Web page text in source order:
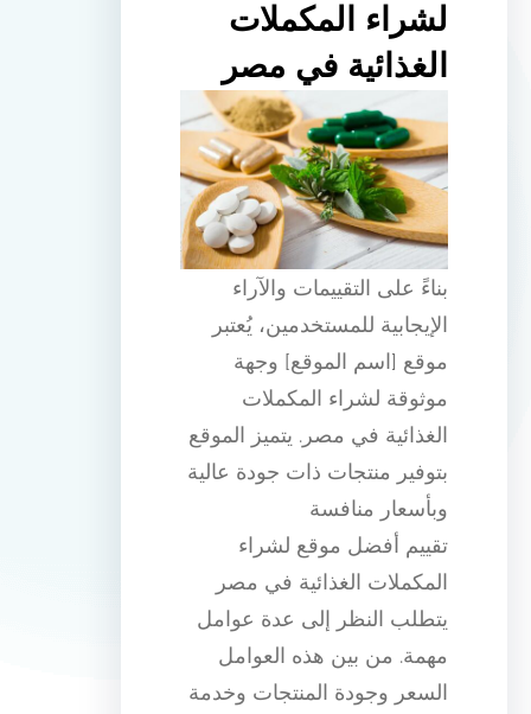
لشراء المكملات
الغذائية في مصر
بناءً على التقييمات والآراء
الإيجابية للمستخدمين، يُعتبر
موقع [اسم الموقع] وجهة
موثوقة لشراء المكملات
الغذائية في مصر. يتميز الموقع
بتوفير منتجات ذات جودة عالية
وبأسعار منافسة
تقييم أفضل موقع لشراء
المكملات الغذائية في مصر
يتطلب النظر إلى عدة عوامل
مهمة. من بين هذه العوامل
السعر وجودة المنتجات وخدمة